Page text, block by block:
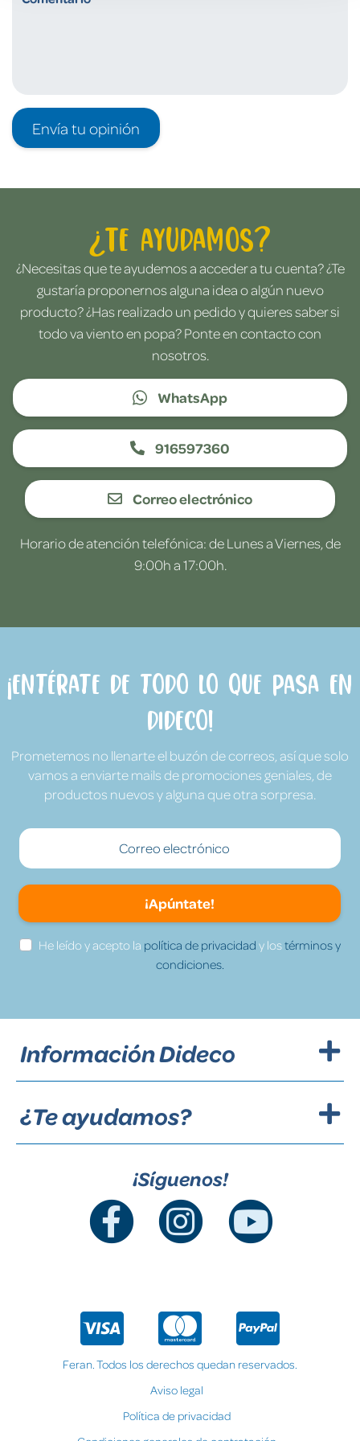
Envía tu opinión
¿Te ayudamos?
¿Necesitas que te ayudemos a acceder a tu cuenta? ¿Te
gustaría proponernos alguna idea o algún nuevo
producto? ¿Has realizado un pedido y quieres saber si
todo va viento en popa? Ponte en contacto con
nosotros.
WhatsApp
916597360
Correo electrónico
Horario de atención telefónica: de Lunes a Viernes, de
9:00h a 17:00h.
¡Entérate de todo lo que pasa en
Dideco!
Prometemos no llenarte el buzón de correos, así que solo
vamos a enviarte mails de promociones geniales, de
productos nuevos y alguna que otra sorpresa.
¡Apúntate!
He leído y acepto la política de privacidad y lostérminos y
condiciones.
Información Dideco
¿Te ayudamos?
¡Síguenos!
Feran. Todos los derechos quedan reservados.
Aviso legal
Política de privacidad